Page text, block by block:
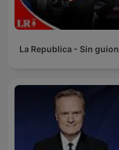
La Republica - Sin guion